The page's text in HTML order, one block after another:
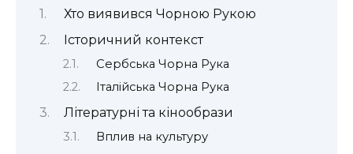
Хто виявився Чорною Рукою
Історичний контекст
Сербська Чорна Рука
Італійська Чорна Рука
Літературні та кінообрази
Вплив на культуру